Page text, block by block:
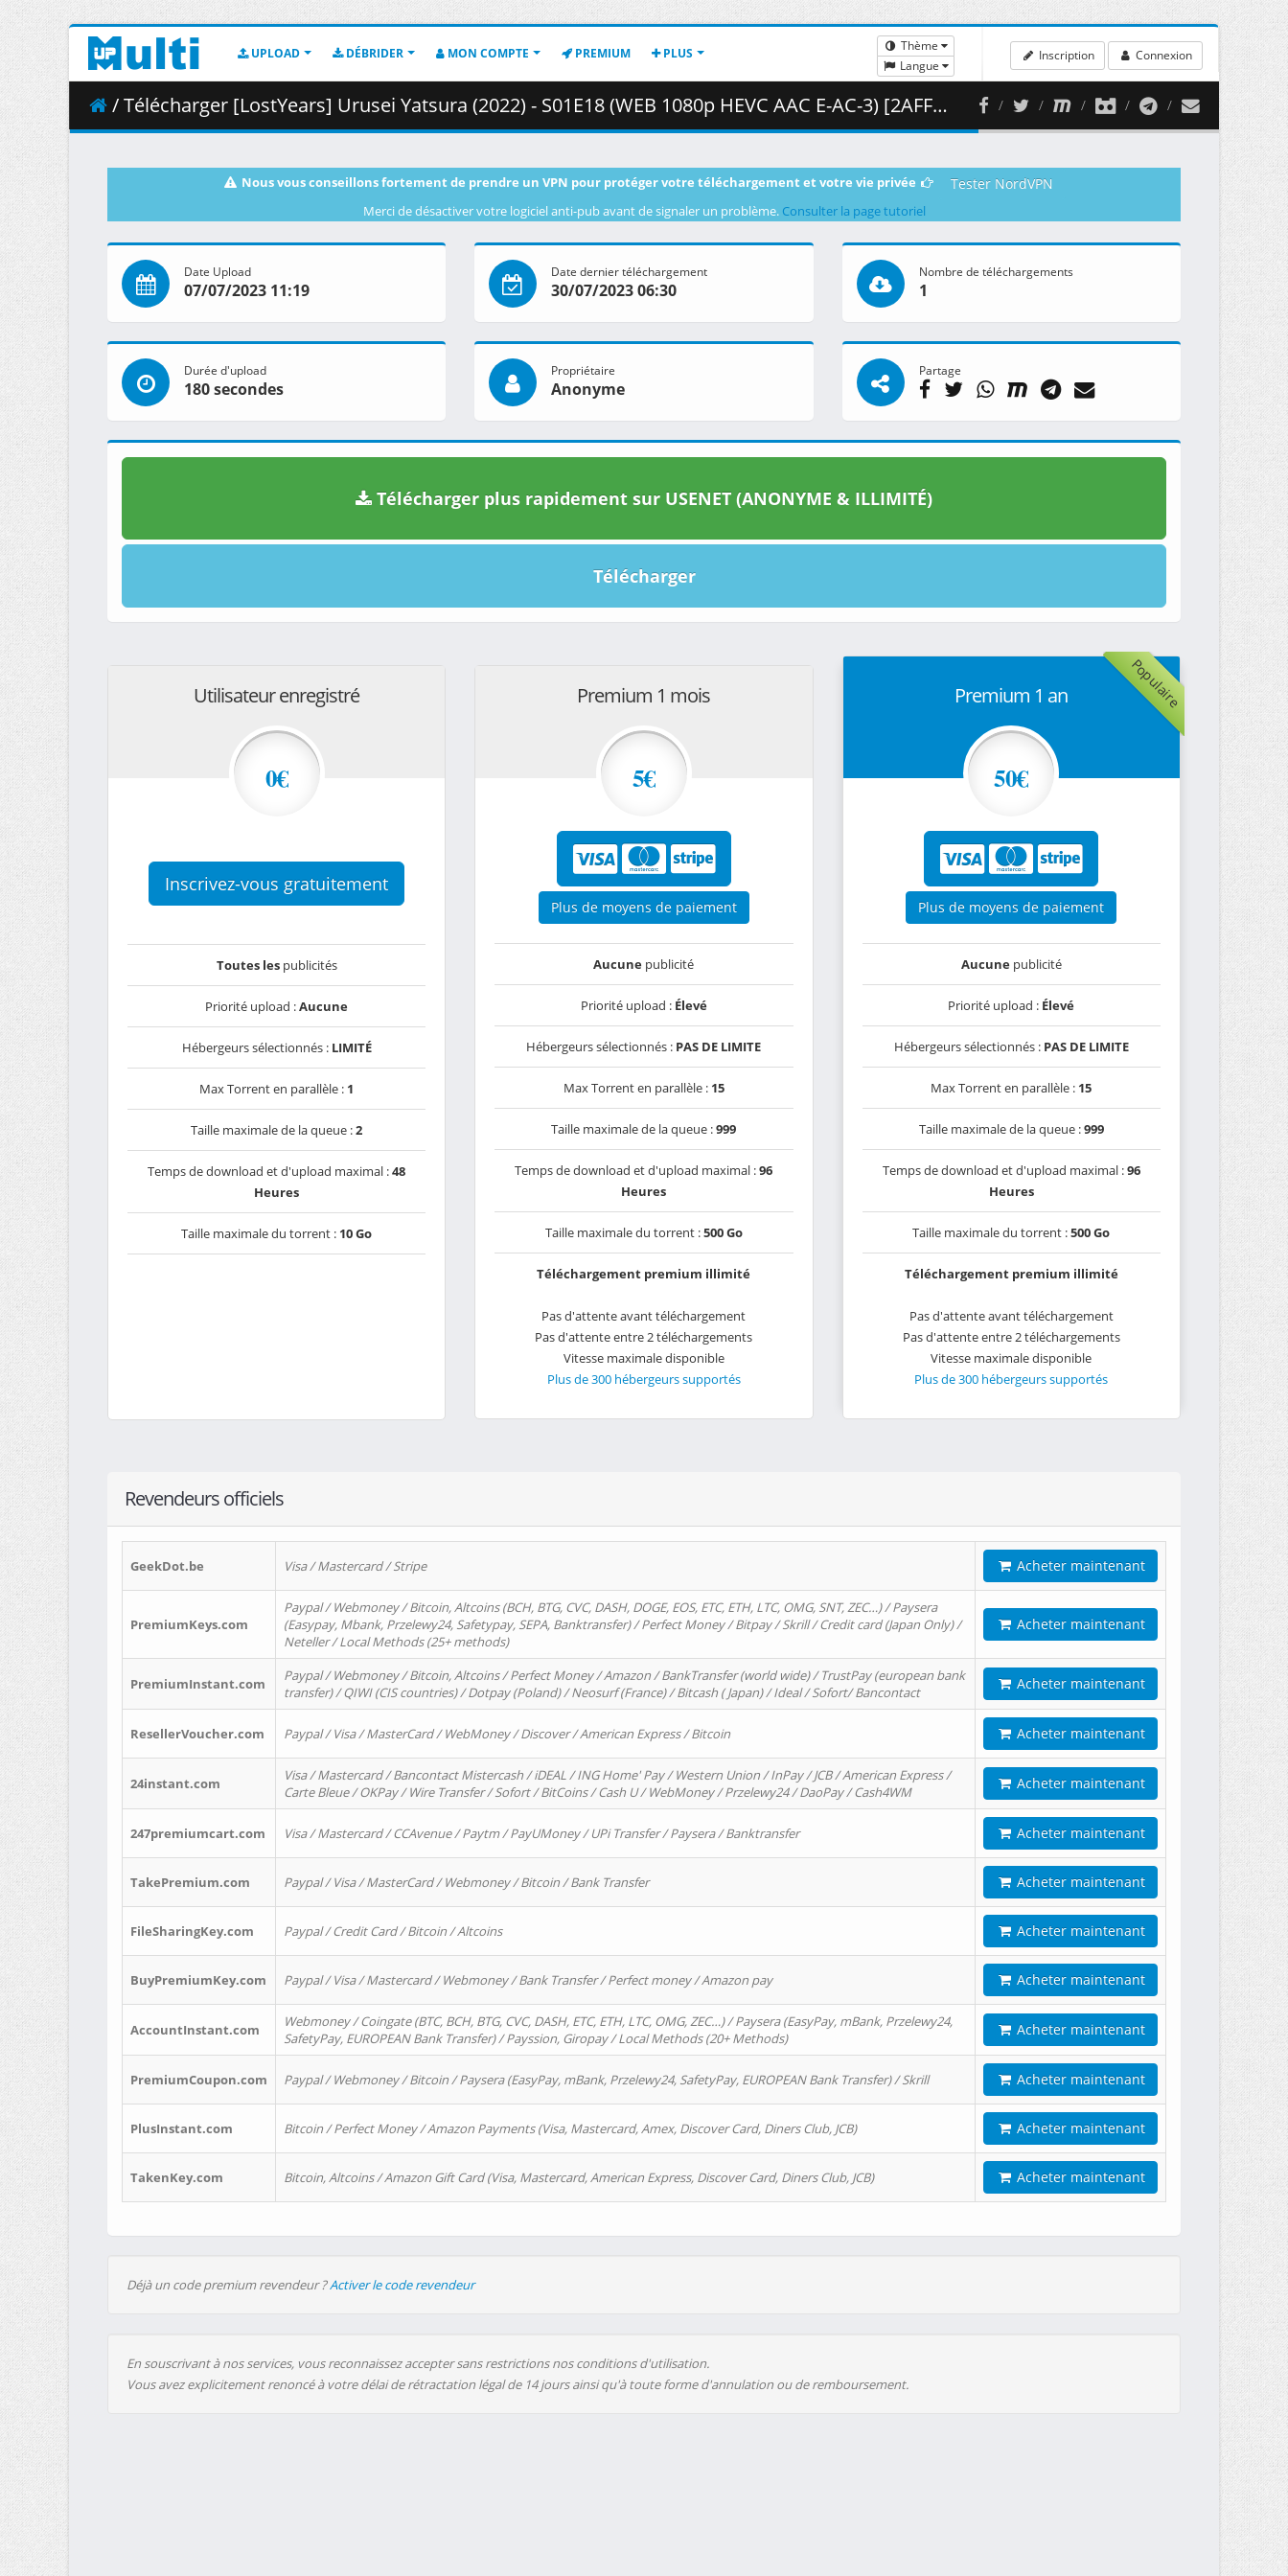
UPLOAD DÉBRIDER MON COMPTE PREMIUM PLUS
Thème
Langue
Inscription Connexion
/ Télécharger [LostYears] Urusei Yatsura (2022) - S01E18 (WEB 1080p HEVC AAC E-AC-3) [2AFFAC69].mkv.006 ( 454.48 MB )
Nous vous conseillons fortement de prendre un VPN pour protéger votre téléchargement et votre vie privée Tester NordVPN
Merci de désactiver votre logiciel anti-pub avant de signaler un problème. Consulter la page tutoriel
Date Upload
07/07/2023 11:19
Date dernier téléchargement
30/07/2023 06:30
Nombre de téléchargements
1
Durée d'upload
180 secondes
Propriétaire
Anonyme
Partage
Télécharger plus rapidement sur USENET (ANONYME & ILLIMITÉ)
Télécharger
Utilisateur enregistré
0€
Inscrivez-vous gratuitement
Toutes lespublicités
Priorité upload :Aucune
Hébergeurs sélectionnés : LIMITÉ
Max Torrent en parallèle : 1
Taille maximale de la queue :2
Temps de download et d'upload maximal :48
Heures
Taille maximale du torrent : 10 Go
Premium 1 mois
5€
Plus de moyens de paiement
Aucune publicité
Priorité upload : Élevé
Hébergeurs sélectionnés : PAS DE LIMITE
Max Torrent en parallèle : 15
Taille maximale de la queue :999
Temps de download et d'upload maximal :96
Heures
Taille maximale du torrent :500 Go
Téléchargement premium illimité
Pas d'attente avant téléchargement
Pas d'attente entre 2 téléchargements
Vitesse maximale disponible
Plus de 300 hébergeurs supportés
Populaire
Premium 1 an
50€
Plus de moyens de paiement
Aucunepublicité
Priorité upload : Élevé
Hébergeurs sélectionnés : PAS DE LIMITE
Max Torrent en parallèle : 15
Taille maximale de la queue :999
Temps de download et d'upload maximal :96
Heures
Taille maximale du torrent :500 Go
Téléchargement premium illimité
Pas d'attente avant téléchargement
Pas d'attente entre 2 téléchargements
Vitesse maximale disponible
Plus de 300 hébergeurs supportés
Revendeurs officiels
GeekDot.be Visa / Mastercard / Stripe Acheter maintenant
PremiumKeys.com
Paypal / Webmoney / Bitcoin, Altcoins (BCH, BTG, CVC, DASH, DOGE, EOS, ETC, ETH, LTC, OMG, SNT, ZEC…) / Paysera
(Easypay, Mbank, Przelewy24, Safetypay, SEPA, Banktransfer) / Perfect Money / Bitpay / Skrill / Credit card (Japan Only) /
Neteller / Local Methods (25+ methods)
Acheter maintenant
PremiumInstant.com
Paypal / Webmoney / Bitcoin, Altcoins / Perfect Money / Amazon / BankTransfer (world wide) / TrustPay (european bank
transfer) / QIWI (CIS countries) / Dotpay (Poland) / Neosurf (France) / Bitcash ( Japan) / Ideal / Sofort/ Bancontact
Acheter maintenant
ResellerVoucher.com Paypal / Visa / MasterCard / WebMoney / Discover / American Express / Bitcoin Acheter maintenant
24instant.com
Visa / Mastercard / Bancontact Mistercash / iDEAL / ING Home' Pay / Western Union / InPay / JCB / American Express /
Carte Bleue / OKPay / Wire Transfer / Sofort / BitCoins / Cash U / WebMoney / Przelewy24 / DaoPay / Cash4WM
Acheter maintenant
247premiumcart.com Visa / Mastercard / CCAvenue / Paytm / PayUMoney / UPi Transfer / Paysera / Banktransfer Acheter maintenant
TakePremium.com Paypal / Visa / MasterCard / Webmoney / Bitcoin / Bank Transfer Acheter maintenant
FileSharingKey.com Paypal / Credit Card / Bitcoin / Altcoins Acheter maintenant
BuyPremiumKey.com Paypal / Visa / Mastercard / Webmoney / Bank Transfer / Perfect money / Amazon pay Acheter maintenant
AccountInstant.com
Webmoney / Coingate (BTC, BCH, BTG, CVC, DASH, ETC, ETH, LTC, OMG, ZEC…) / Paysera (EasyPay, mBank, Przelewy24,
SafetyPay, EUROPEAN Bank Transfer) / Payssion, Giropay / Local Methods (20+ Methods)
Acheter maintenant
PremiumCoupon.com Paypal / Webmoney / Bitcoin / Paysera (EasyPay, mBank, Przelewy24, SafetyPay, EUROPEAN Bank Transfer) / Skrill Acheter maintenant
PlusInstant.com Bitcoin / Perfect Money / Amazon Payments (Visa, Mastercard, Amex, Discover Card, Diners Club, JCB) Acheter maintenant
TakenKey.com Bitcoin, Altcoins / Amazon Gift Card (Visa, Mastercard, American Express, Discover Card, Diners Club, JCB) Acheter maintenant
Déjà un code premium revendeur ?Activer le code revendeur
En souscrivant à nos services, vous reconnaissez accepter sans restrictions nos conditions d'utilisation.
Vous avez explicitement renoncé à votre délai de rétractation légal de 14 jours ainsi qu'à toute forme d'annulation ou de remboursement.